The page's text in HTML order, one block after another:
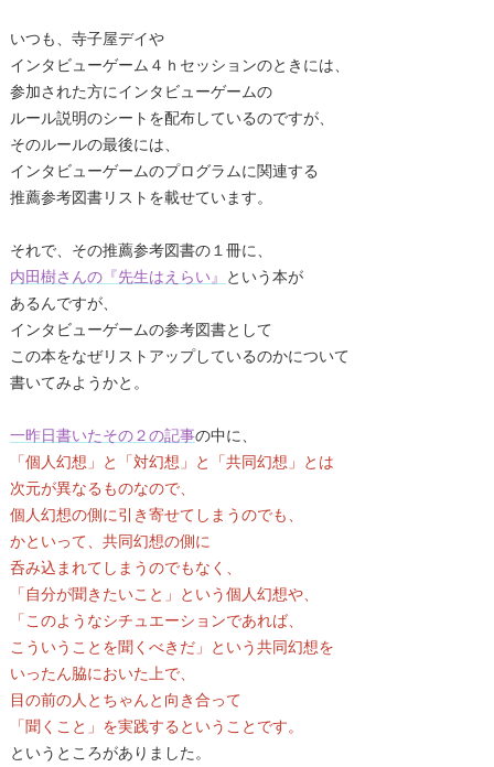
いつも、寺子屋デイや
インタビューゲーム４ｈセッションのときには、
参加された方にインタビューゲームの
ルール説明のシートを配布しているのですが、
そのルールの最後には、
インタビューゲームのプログラムに関連する
推薦参考図書リストを載せています。
それで、その推薦参考図書の１冊に、
内田樹さんの『先生はえらい』という本が
あるんですが、
インタビューゲームの参考図書として
この本をなぜリストアップしているのかについて
書いてみようかと。
一昨日書いたその２の記事の中に、
「個人幻想」と「対幻想」と「共同幻想」とは
次元が異なるものなので、
個人幻想の側に引き寄せてしまうのでも、
かといって、共同幻想の側に
呑み込まれてしまうのでもなく、
「自分が聞きたいこと」という個人幻想や、
「このようなシチュエーションであれば、
こういうことを聞くべきだ」という共同幻想を
いったん脇においた上で、
目の前の人とちゃんと向き合って
「聞くこと」を実践するということです。
というところがありました。